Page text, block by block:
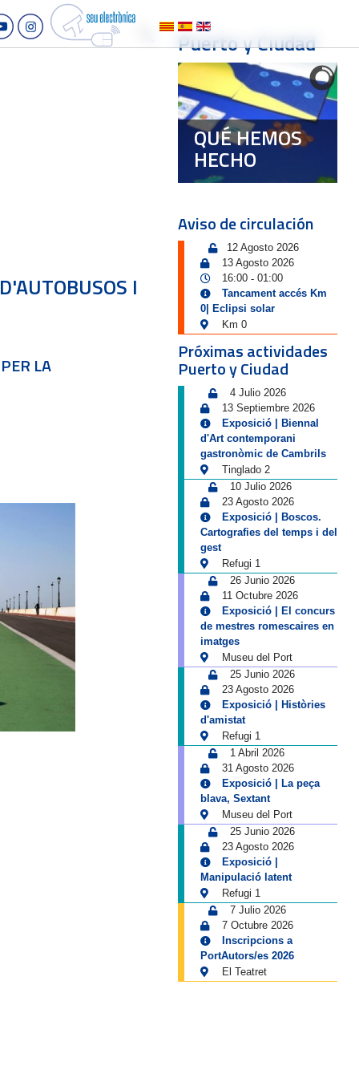
I
LA
Puerto y Ciudad
QUÉ HEMOS
HECHO
Aviso de circulación
12 Agosto 2026
13 Agosto 2026
16:00- 01:00
Tancament accés Km
0| Eclipsi solar
Km 0
Próximas actividades
Puerto y Ciudad
4 Julio 2026
13 Septiembre 2026
Exposició | Biennal
d'Art contemporani
gastronòmic de Cambrils
Tinglado 2
10 Julio 2026
23 Agosto 2026
Exposició | Boscos.
Cartografies del temps i del
gest
Refugi 1
26 Junio 2026
11 Octubre 2026
Exposició | El concurs
de mestres romescaires en
imatges
Museu del Port
25 Junio 2026
23 Agosto 2026
Exposició | Històries
d'amistat
Refugi 1
1 Abril 2026
31 Agosto 2026
Exposició | La peça
blava, Sextant
Museu del Port
25 Junio 2026
23 Agosto 2026
Exposició |
Manipulació latent
Refugi 1
7 Julio 2026
7 Octubre 2026
Inscripcions a
PortAutors/es 2026
El Teatret